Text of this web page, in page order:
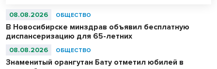
08.08.2026 ОБЩЕСТВО
В Новосибирске минздрав объявил бесплатную
диспансеризацию для 65-летних
08.08.2026 ОБЩЕСТВО
Знаменитый орангутан Бату отметил юбилей в